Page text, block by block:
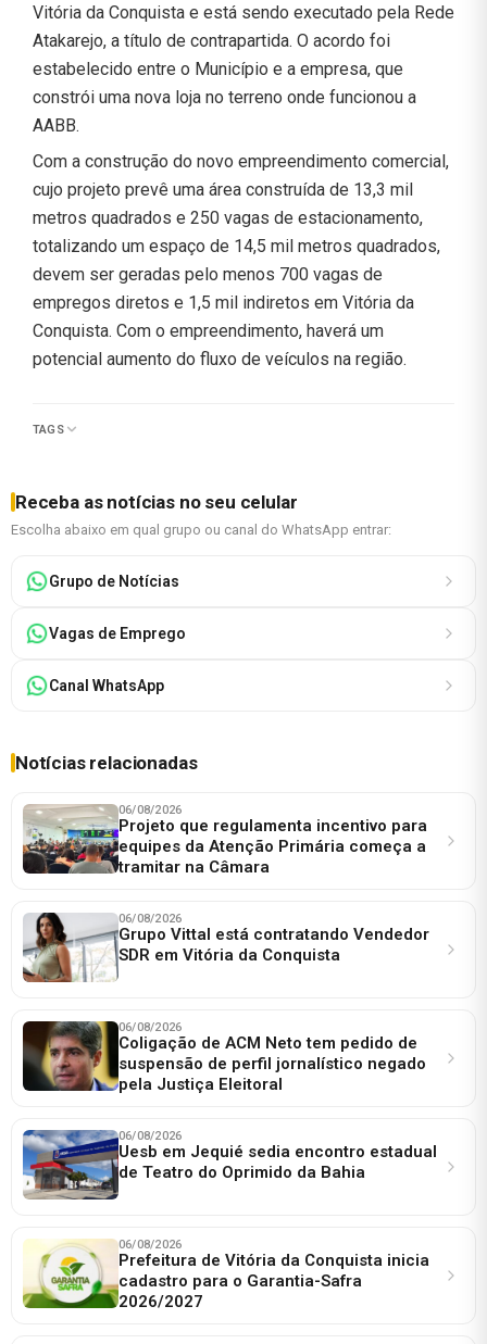
Vitória da Conquista e está sendo executado pela Rede
Atakarejo, a título de contrapartida. O acordo foi
estabelecido entre o Município e a empresa, que
constrói uma nova loja no terreno onde funcionou a
AABB.
Com a construção do novo empreendimento comercial,
cujo projeto prevê uma área construída de 13,3 mil
metros quadrados e 250 vagas de estacionamento,
totalizando um espaço de 14,5 mil metros quadrados,
devem ser geradas pelo menos 700 vagas de
empregos diretos e 1,5 mil indiretos em Vitória da
Conquista. Com o empreendimento, haverá um
potencial aumento do fluxo de veículos na região.
TAGS
Receba as notícias no seu celular
Escolha abaixo em qual grupo ou canal do WhatsApp entrar:
Grupo de Notícias
Vagas de Emprego
Canal WhatsApp
Notícias relacionadas
06/08/2026
Projeto que regulamenta incentivo para
equipes da Atenção Primária começa a
tramitar na Câmara
06/08/2026
Grupo Vittal está contratando Vendedor
SDR em Vitória da Conquista
06/08/2026
Coligação de ACM Neto tem pedido de
suspensão de perfil jornalístico negado
pela Justiça Eleitoral
06/08/2026
Uesb em Jequié sedia encontro estadual
de Teatro do Oprimido da Bahia
06/08/2026
Prefeitura de Vitória da Conquista inicia
cadastro para o Garantia-Safra
2026/2027